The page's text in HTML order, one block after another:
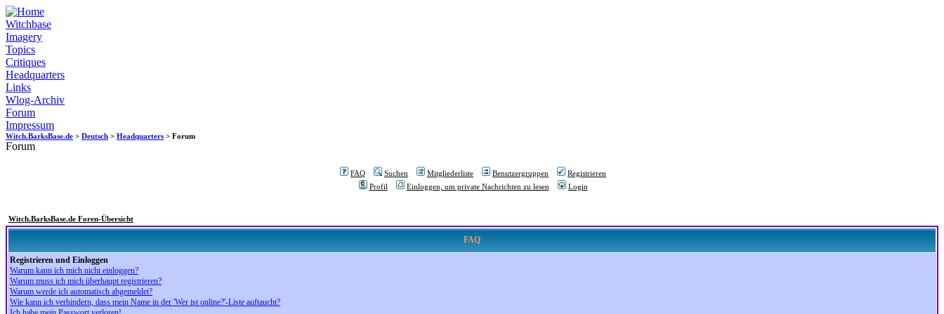
Witchbase
Imagery
Topics
Critiques
Headquarters
Links
Wlog-Archiv
Forum
Impressum
Witch.BarksBase.de > Deutsch > Headquarters > Forum
Forum
FAQ Suchen Mitgliederliste Benutzergruppen
Registrieren
Profil
Einloggen, um private Nachrichten zu lesen Login
Witch.BarksBase.de Foren-Übersicht
FAQ
Registrieren und Einloggen
Warum kann ich mich nicht einloggen?
Warum muss ich mich überhaupt registrieren?
Warum werde ich automatisch abgemeldet?
Wie kann ich verhindern, dass mein Name in der 'Wer ist online?'-Liste auftaucht?